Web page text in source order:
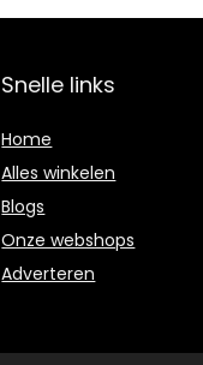
Snelle links
Home
Alles winkelen
Blogs
Onze webshops
Adverteren